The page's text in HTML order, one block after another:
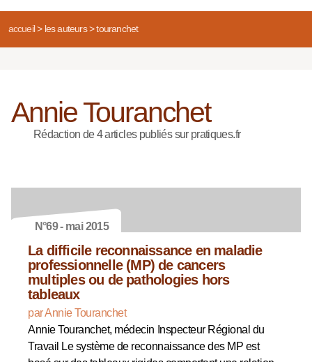
accueil> les auteurs> touranchet
Annie Touranchet
Rédaction de 4 articles publiés sur pratiques.fr
N°69 - mai 2015
La difficile reconnaissance en maladie
professionnelle (MP) de cancers
multiples ou de pathologies hors
tableaux
par Annie Touranchet
Annie Touranchet, médecin Inspecteur Régional du
Travail Le système de reconnaissance des MP est